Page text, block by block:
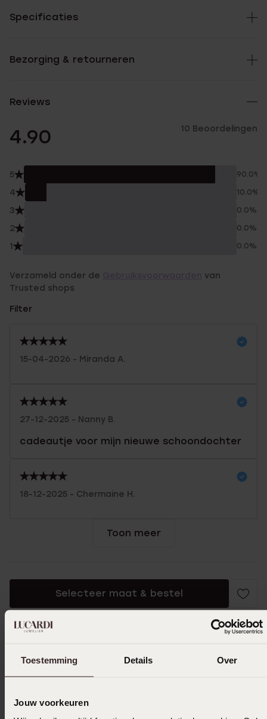
Toestemming Details Over
Jouw voorkeuren
Specificaties
Bezorging & retourneren
Reviews
4.90 10 Beoordelingen
5 90.0%
4 10.0%
3 0.0%
2 0.0%
1 0.0%
Verzameld onder de
van
Trusted shops
Filter
15-04-2026 - Miranda A.
27-12-2025 - Nanny B.
cadeautje voor mijn nieuwe schoondochter
18-12-2025 - Chermaine H.
Toon meer
Selecteer maat & bestel
Ook leuk voor jou